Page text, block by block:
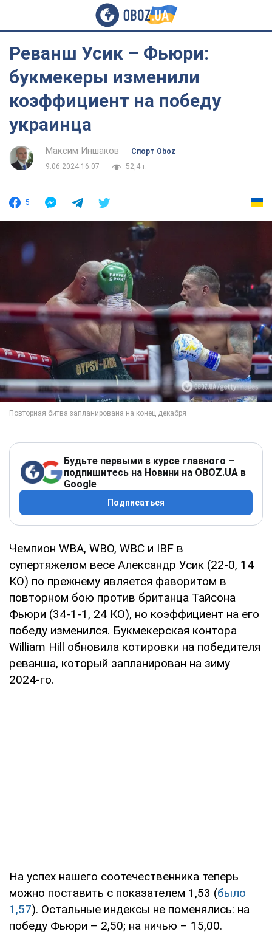
Реванш Усик – Фьюри:
букмекеры изменили
коэффициент на победу
украинца
Максим Иншаков
Спорт Oboz
9.06.2024 16:07
52,4 т.
5
Будьте первыми в курсе главного –
подпишитесь на Новини на OBOZ.UA в
Google
Подписаться
Чемпион WBA, WBO, WBC и IBF в
супертяжелом весе Александр Усик (22-0, 14
КО) по прежнему является фаворитом в
повторном бою против британца Тайсона
Фьюри (34-1-1, 24 КО), но коэффициент на его
победу изменился. Букмекерская контора
William Hill обновила котировки на победителя
реванша, который запланирован на зиму
2024-го.
На успех нашего соотечественника теперь
можно поставить с показателем 1,53 (было
1,57). Остальные индексы не поменялись: на
победу Фьюри – 2,50; на ничью – 15,00.